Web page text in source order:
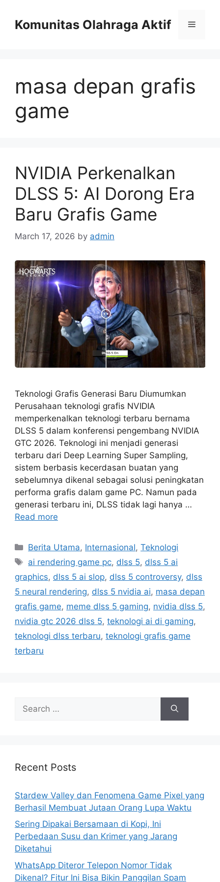
contentKomunitas Olahraga Aktif Menu
masa depan grafis
game
NVIDIA Perkenalkan
DLSS 5: AI Dorong Era
Baru Grafis Game
March 17, 2026 by admin
Teknologi Grafis Generasi Baru Diumumkan
Perusahaan teknologi grafis NVIDIA
memperkenalkan teknologi terbaru bernama
DLSS 5 dalam konferensi pengembang NVIDIA
GTC 2026. Teknologi ini menjadi generasi
terbaru dari Deep Learning Super Sampling,
sistem berbasis kecerdasan buatan yang
sebelumnya dikenal sebagai solusi peningkatan
performa grafis dalam game PC. Namun pada
generasi terbaru ini, DLSS tidak lagi hanya …
Read more
C
e
g
o
r
s
Berita Utama, Internasional,Teknologi
T
g
s
ai rendering game pc, dlss 5, dlss 5 ai
graphics, dlss 5 ai slop, dlss 5 controversy, dlss
5 neural rendering, dlss 5 nvidia ai, masa depan
grafis game, meme dlss 5 gaming, nvidia dlss 5,
nvidia gtc 2026 dlss 5, teknologi ai di gaming,
teknologi dlss terbaru, teknologi grafis game
terbaru
h
r
:
Recent Posts
Stardew Valley dan Fenomena Game Pixel yang
Berhasil Membuat Jutaan Orang Lupa Waktu
Sering Dipakai Bersamaan di Kopi, Ini
Perbedaan Susu dan Krimer yang Jarang
Diketahui
WhatsApp Diteror Telepon Nomor Tidak
Dikenal? Fitur Ini Bisa Bikin Panggilan Spam